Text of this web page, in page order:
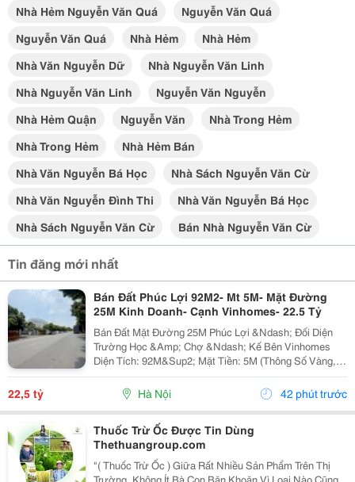
Nhà Hẻm Nguyễn Văn Quá
Nguyễn Văn Quá
Nguyễn Văn Quá
Nhà Hẻm
Nhà Hẻm
Nhà Văn Nguyễn Dữ
Nhà Nguyễn Văn Linh
Nhà Nguyễn Văn Linh
Nguyễn Văn Nguyễn
Nhà Hẻm Quận
Nguyễn Văn
Nhà Trong Hẻm
Nhà Trong Hẻm
Nhà Hẻm Bán
Nhà Văn Nguyễn Bá Học
Nhà Sách Nguyễn Văn Cừ
Nhà Văn Nguyễn Đình Thi
Nhà Văn Nguyễn Bá Học
Nhà Sách Nguyễn Văn Cừ
Bán Nhà Nguyễn Văn Cừ
Tin đăng mới nhất
Bán Đất Phúc Lợi 92M2- Mt 5M- Mặt Đường
25M Kinh Doanh- Cạnh Vinhomes- 22.5 Tỷ
Bán Đất Mặt Đường 25M Phúc Lợi &Ndash; Đối Diện
Trường Học &Amp; Chợ &Ndash; Kế Bên Vinhomes
Diện Tích: 92M&Sup2; Mặt Tiền: 5M (Thông Số Vàng,
Vuông Vắn). Vị Trí: Mặt Đường 25M, Vỉa Hè Rộng. Tọa
Lạc Tại Trung Tâm Phúc Lợi, Ngay Sát Khu Đô Thị...
22,5 tỷ Hà Nội 42 phút trước
Thuốc Trừ Ốc Được Tin Dùng
Thethuangroup.com
"( Thuốc Trừ Ốc ) Giữa Rất Nhiều Sản Phẩm Trên Thị
Trường, Không Ít Bà Con Băn Khoăn Vì Loại Nào Cũng